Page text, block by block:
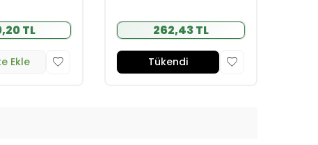
TL
Ekle
262,43 TL
Tükendi